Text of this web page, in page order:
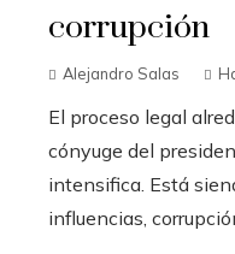
corrupción
Alejandro Salas
El proceso legal
cónyuge del
intensifica. Está
influencias,